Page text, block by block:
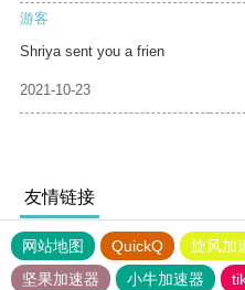
游客
Shriya sent you a frien
2021-10-23
友情链接
网站地图 QuickQ 旋风加
坚果加速器
小牛加速器